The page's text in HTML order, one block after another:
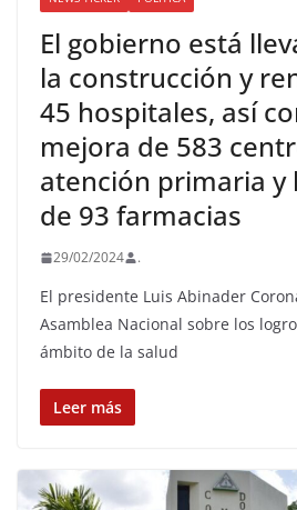
El gobierno está
la construcción y
45 hospitales, así
mejora de 583
atención primaria y
de 93 farmacias
29/02/2024 .
El presidente Luis Abinader
Asamblea Nacional sobre los
ámbito de la salud
Leer más